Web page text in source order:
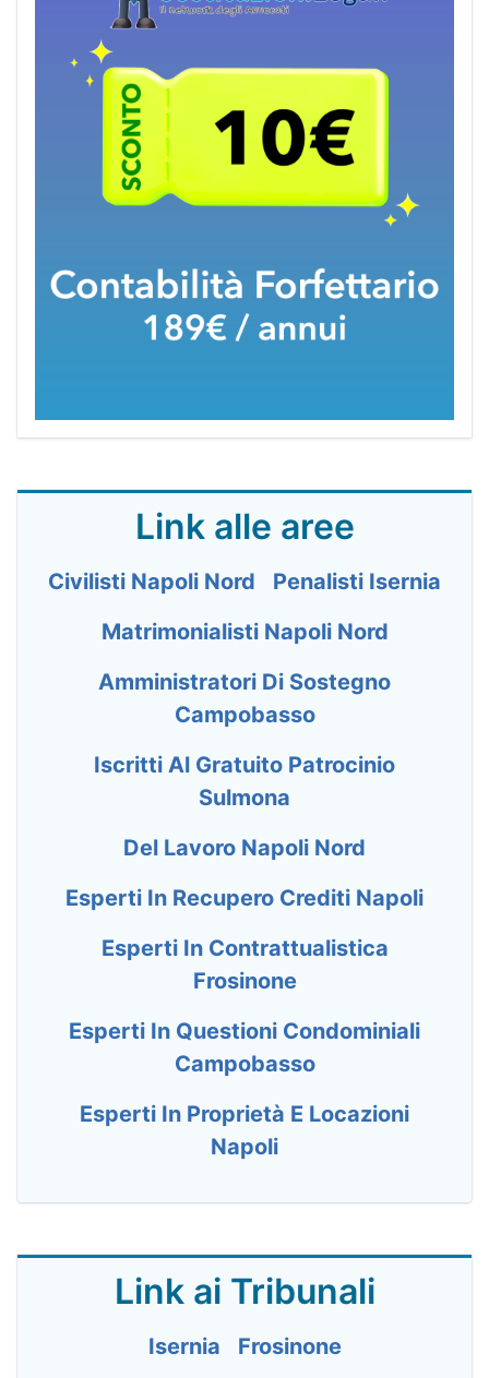
Link alle aree
Civilisti Napoli Nord
Penalisti Isernia
Matrimonialisti Napoli Nord
Amministratori Di Sostegno
Campobasso
Iscritti Al Gratuito Patrocinio
Sulmona
Del Lavoro Napoli Nord
Esperti In Recupero Crediti Napoli
Esperti In Contrattualistica
Frosinone
Esperti In Questioni Condominiali
Campobasso
Esperti In Proprietà E Locazioni
Napoli
Link ai Tribunali
Isernia Frosinone